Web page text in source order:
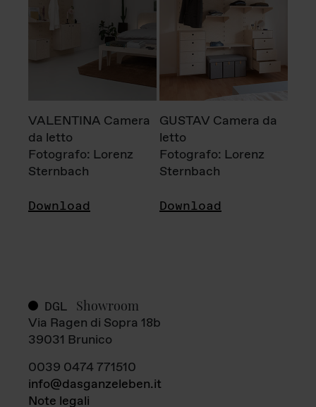
VALENTINA Camera
da letto
Fotografo: Lorenz
Sternbach
Download
GUSTAV Camera da
letto
Fotografo: Lorenz
Sternbach
Download
DGL Showroom
Via Ragen di Sopra 18b
39031 Brunico
0039 0474 771510
info@dasganzeleben.it
Note legali